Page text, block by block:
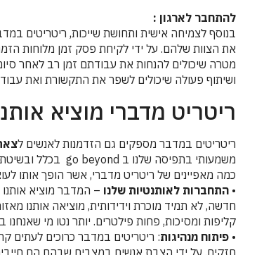
להתחבר לארגון :
בנוסף לצמיחה אישית ותחושת שייכות, ריטריטים
את הצוות שלהם. על ידי לקיחת פסק זמן מלוחות
מטרה שיכולים להנחות את עבודתם זמן רב לאחר
ושיתוף פעולה שיכולים לשפר את התקשורת ואת
ריטריט מדברי מוציא
ריטריטים במדבר מספקים גם הזדמנות לאנשים ל
משמעותי בתפיסה שלנו ב go beyond בכלל ובשיטת קוד ה ELITE בפרט.
כמה מאפיינים של ריטריט מדברי, אשר הופך אותו
• התחברות לאותנטיות שלנו – המדבר מוציא
חדשה, לא תמיד מוכרת וידידותית, מוציאה אותנו
קליפות ומסיכות, פחות פילטרים. יותר נטו מי שאנחנו
• פיתוח מנהיגות: ריטריטים במדבר כרוכים לעתים
חזקים. על ידי הצבת אנשים במצבים שבהם הם